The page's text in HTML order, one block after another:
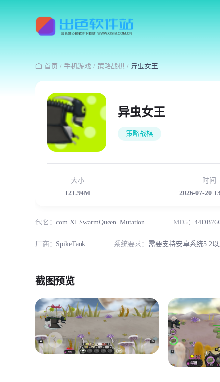
 首页 / 手机游戏 / 策略战棋 / 异虫女王
异虫女王
策略战棋
大小
121.94M
时间
2026-07-20
包名： com.XI.SwarmQueen_Mutation MD5：
厂商： SpikeTank 系统要求： 需要支持安卓系统5.2
截图预览